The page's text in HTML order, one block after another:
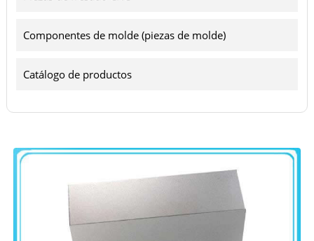
Componentes de molde (piezas de molde)
Catálogo de productos